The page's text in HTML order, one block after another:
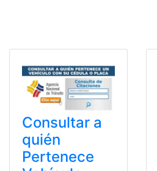
Consultar a
quién
Pertenece